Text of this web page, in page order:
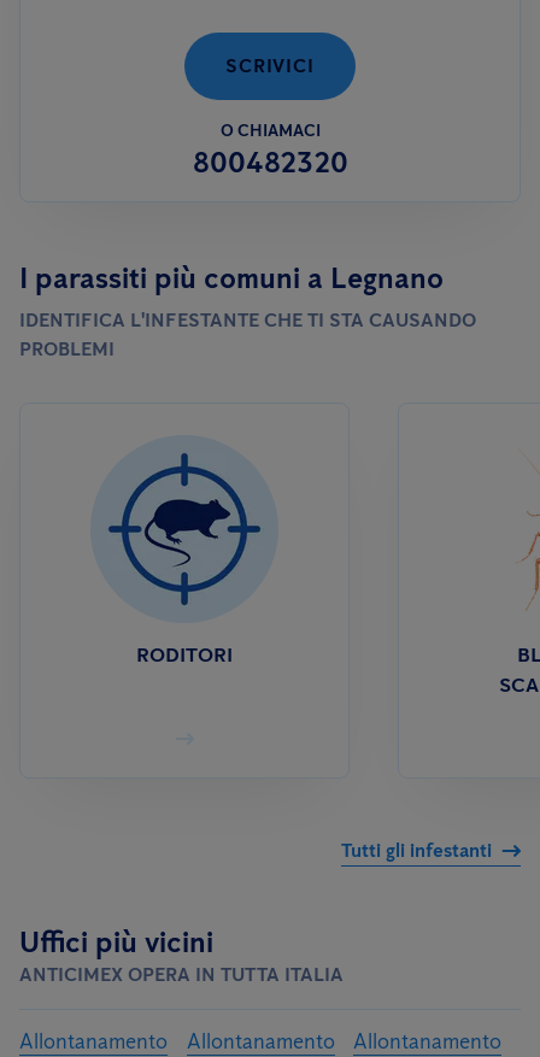
rispetto degli standard igienico-sanitari.
SCRIVICI
O CHIAMACI
800482320
I parassiti più comuni a Legnano
IDENTIFICA L'INFESTANTE CHE TI STA CAUSANDO
PROBLEMI
RODITORI
Tutti gli infestanti
Uffici più vicini
ANTICIMEX OPERA IN TUTTA ITALIA
Allontanamento
Allontanamento
Allontanamento